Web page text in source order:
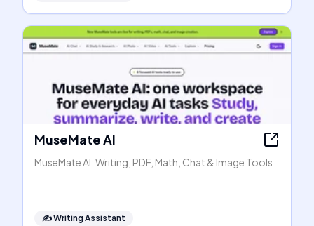
MuseMate AI
MuseMate AI: Writing, PDF, Math, Chat & Image Tools
✍️Writing Assistant